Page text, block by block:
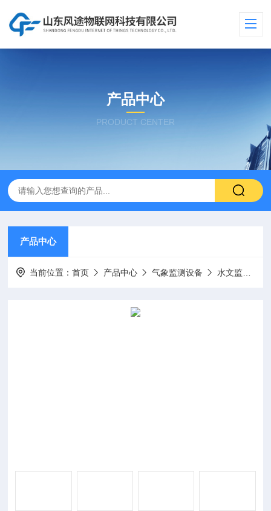
产品中心
PRODUCT CENTER
产品中心
当前位置：首页 产品中心 气象监测设备 水文监测